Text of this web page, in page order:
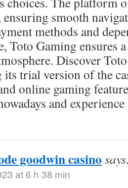
ensuring smooth
methods and
Toto Gaming ensures
Discover
trial version of the
online gaming
and
goodwin casino
at 6 h 38 min